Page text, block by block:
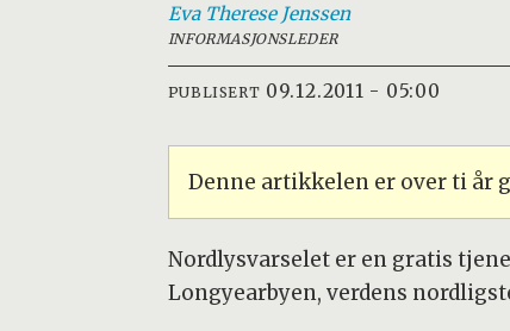
Eva Therese Jenssen
INFORMASJONSLEDER
PUBLISERT 09.12.2011 - 05:00
Denne artikkelen er over ti år
Nordlysvarselet er en gratis
Longyearbyen, verdens